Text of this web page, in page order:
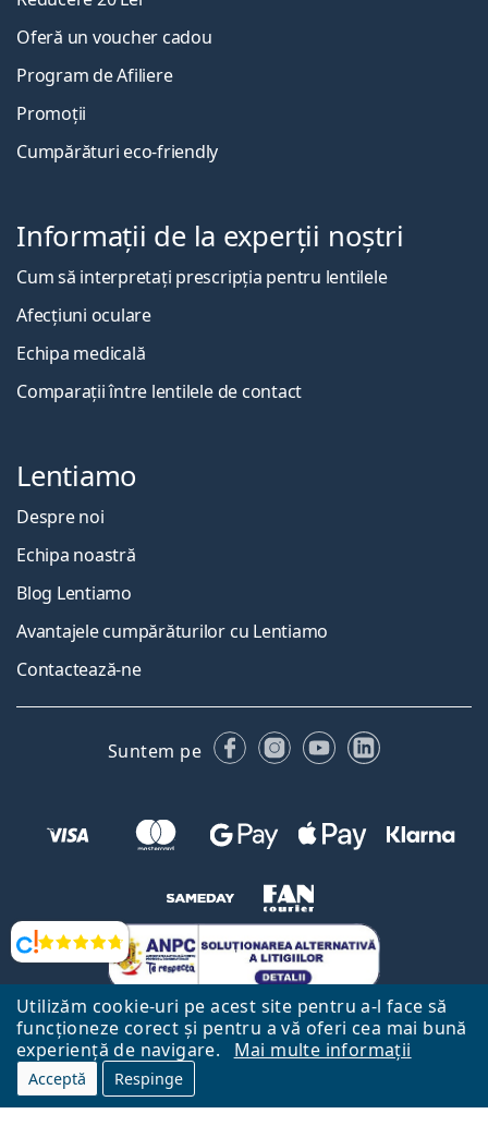
Utilizăm cookie-uri pe acest site pentru a-l face să
funcționeze corect și pentru a vă oferi cea mai bună
experiență de navigare.
Mai multe informații
Acceptă Respinge
Opinii
Oferă un voucher cadou
Program de Afiliere
Promoții
Cumpărături eco-friendly
Informații de la experții noștri
Cum să interpretați prescripția pentru lentilele
Afecțiuni oculare
Echipa medicală
Comparații între lentilele de contact
Lentiamo
Despre noi
Echipa noastră
Blog Lentiamo
Avantajele cumpărăturilor cu Lentiamo
Contactează-ne
Suntem pe FacebookInstagram
YouTubeLinkedIn
Către Pagina Principală Mai sus